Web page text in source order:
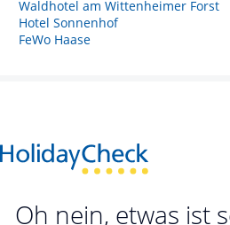
Waldhotel am Wittenheimer Forst
Hotel Sonnenhof
FeWo Haase
Oh nein, etwas ist